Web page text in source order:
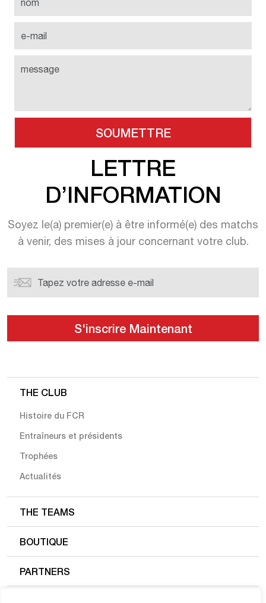
LETTRE
D’INFORMATION
Soyez le(a) premier(e) à être informé(e) des matchs
à venir, des mises à jour concernant votre club.
THE CLUB
Histoire du FCR
Entraîneurs et présidents
Trophées
Actualités
THE TEAMS
BOUTIQUE
PARTNERS